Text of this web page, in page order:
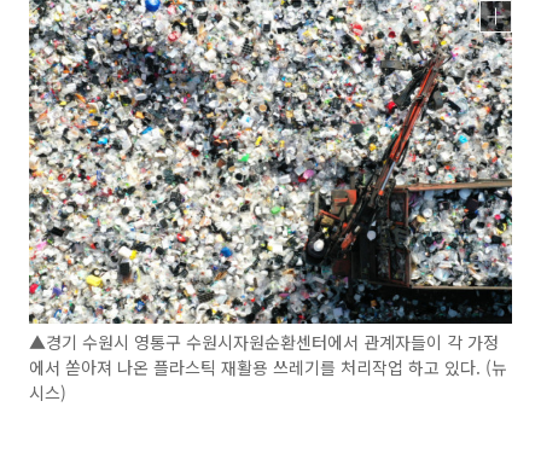
▲경기 수원시 영통구 수원시자원순환센터에서 관계자들이 각 가정
에서 쏟아져 나온 플라스틱 재활용 쓰레기를 처리작업 하고 있다. (뉴
시스)